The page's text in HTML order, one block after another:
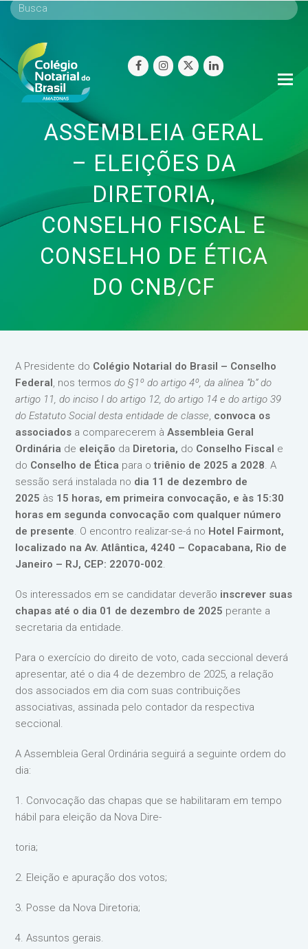
facebookinstagram
twitterlinkedin
ASSEMBLEIA GERAL
– ELEIÇÕES DA
DIRETORIA,
CONSELHO FISCAL E
CONSELHO DE ÉTICA
DO CNB/CF
A Presidente do Colégio Notarial do Brasil – Conselho
Federal, nos termosdo §1º do artigo 4º, da alínea “b” do
artigo 11, do inciso I do artigo 12, do artigo 14 e do artigo 39
do Estatuto Social desta entidade de classe, convoca os
associados a comparecerem àAssembleia Geral
Ordinária de eleição da Diretoria, do Conselho Fiscal e
do Conselho de Ética para otriênio de 2025 a 2028. A
sessão será instalada no dia 11 de dezembro de
2025 às 15 horas, em primeira convocação, e às 15:30
horas em segunda convocação com qualquer número
de presente. O encontro realizar-se-á no Hotel Fairmont,
localizado na Av. Atlântica, 4240 – Copacabana, Rio de
Janeiro – RJ, CEP: 22070-002.
Os interessados em se candidatar deverão inscrever suas
chapas até o dia 01 de dezembro de 2025 perante a
secretaria da entidade.
Para o exercício do direito de voto, cada seccional deverá
apresentar, até o dia 4 de dezembro de 2025, a relação
dos associados em dia com suas contribuições
associativas, assinada pelo contador da respectiva
seccional.
A Assembleia Geral Ordinária seguirá a seguinte ordem do
dia:
1. Convocação das chapas que se habilitaram em tempo
hábil para eleição da Nova Dire-
toria;
2. Eleição e apuração dos votos;
3. Posse da Nova Diretoria;
4. Assuntos gerais.